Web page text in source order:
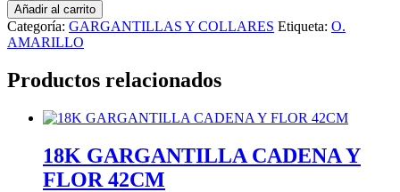
Añadir al carrito
Categoría: GARGANTILLAS Y COLLARES Etiqueta: O.
AMARILLO
Productos relacionados
18K GARGANTILLA CADENA Y
FLOR 42CM